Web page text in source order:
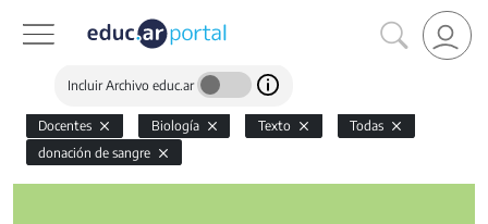
Incluir Archivo educ.ar
Docentes Biología Texto
Todas
donación de sangre